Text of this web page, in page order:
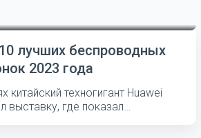
лучших беспроводных
2023 года
китайский техногигант Huawei
выставку, где показал